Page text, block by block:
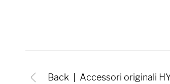
Back Accessori originali